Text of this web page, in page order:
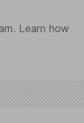
Learn how